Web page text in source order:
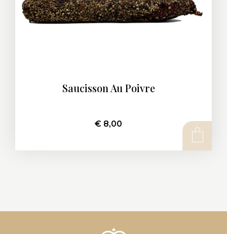
Saucisson Au Poivre
€ 8,00